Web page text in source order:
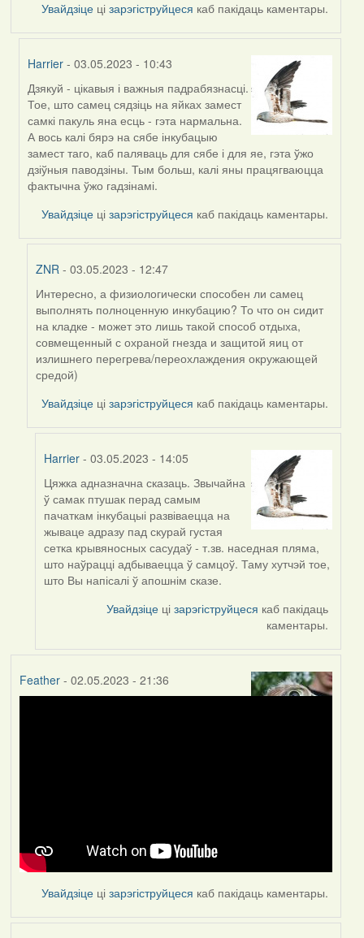
Увайдзіце цізарэгіструйцеся каб пакідаць каментары.
Harrier - 03.05.2023 - 10:43
In
reply
to
by
ZNR
Дзякуй - цікавыя і важныя падрабязнасці.
Тое, што самец сядзіць на яйках замест
самкі пакуль яна есць - гэта нармальна.
А вось калі бярэ на сябе інкубацыю
замест таго, каб паляваць для сябе і для яе, гэта ўжо
дзіўныя паводзіны. Тым больш, калі яны працягваюцца
фактычна ўжо гадзінамі.
Увайдзіце цізарэгіструйцеся каб пакідаць каментары.
ZNR - 03.05.2023 - 12:47
In
reply
to
by
Harrier
Интересно, а физиологически способен ли самец
выполнять полноценную инкубацию? То что он сидит
на кладке - может это лишь такой способ отдыха,
совмещенный с охраной гнезда и защитой яиц от
излишнего перегрева/переохлаждения окружающей
средой)
Увайдзіце цізарэгіструйцеся каб пакідаць каментары.
Harrier- 03.05.2023 - 14:05
In
reply
to
by
ZNR
Цяжка адназначна сказаць. Звычайна
ў самак птушак перад самым
пачаткам інкубацыі развіваецца на
жываце адразу пад скурай густая
сетка крывяносных сасудаў - т.зв. наседная пляма,
што наўрацці адбываецца ў самцоў. Таму хутчэй тое,
што Вы напісалі ў апошнім сказе.
Увайдзіце цізарэгіструйцеся каб пакідаць
каментары.
Feather- 02.05.2023 - 21:36
Увайдзіце цізарэгіструйцеся каб пакідаць каментары.